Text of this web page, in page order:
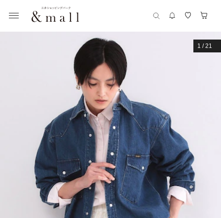
1 /21